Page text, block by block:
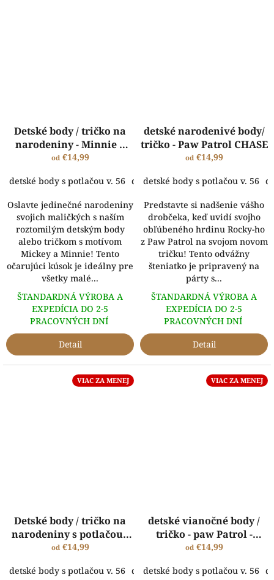
Detské body / tričko na
narodeniny - Minnie a
Mickey
od€14,99
detské body s potlačou v. 56 detské body s potlačou v. 62
Oslavte jedinečné narodeniny
svojich maličkých s naším
roztomilým detským body
alebo tričkom s motívom
Mickey a Minnie! Tento
očarujúci kúsok je ideálny pre
všetky malé...
ŠTANDARDNÁ VÝROBA A
EXPEDÍCIA DO 2-5
PRACOVNÝCH DNÍ
Detail
detské narodenivé body/
tričko - Paw Patrol CHASE
od€14,99
detské body s potlačou v. 56
Predstavte si nadšenie vášho
drobčeka, keď uvidí svojho
obľúbeného hrdinu Rocky-ho
z Paw Patrol na svojom novom
tričku! Tento odvážny
šteniatko je pripravený na
párty s...
ŠTANDARDNÁ VÝROBA A
EXPEDÍCIA DO 2-5
PRACOVNÝCH DNÍ
Detail
VIAC ZA MENEJ
Detské body / tričko na
narodeniny s potlačou -
Elsa
od€14,99
detské body s potlačou v. 56 detské body s potlačou v. 62
VIAC ZA MENEJ
detské vianočné body /
tričko - paw Patrol -
Labková patrola
od€14,99
detské body s potlačou v. 56